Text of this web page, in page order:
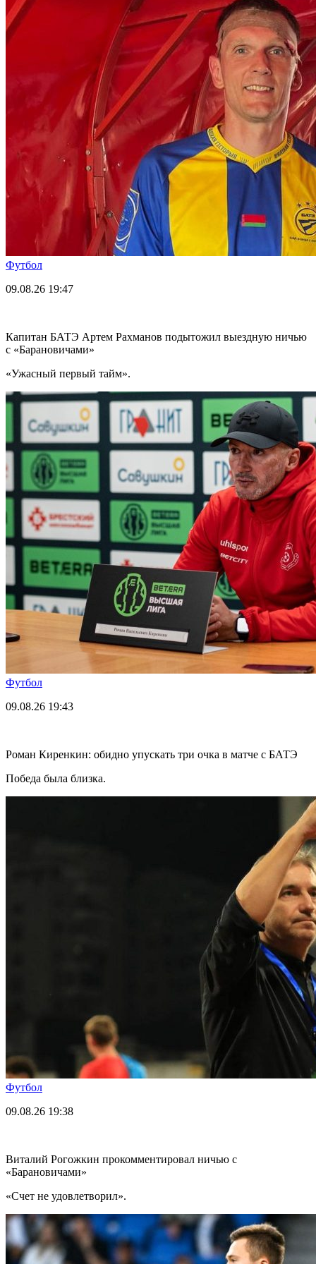
Футбол
09.08.26 19:47
Капитан БАТЭ Артем Рахманов подытожил выездную ничью
с «Барановичами»
«Ужасный первый тайм».
Футбол
09.08.26 19:43
Роман Киренкин: обидно упускать три очка в матче с БАТЭ
Победа была близка.
Футбол
09.08.26 19:38
Виталий Рогожкин прокомментировал ничью с
«Барановичами»
«Счет не удовлетворил».